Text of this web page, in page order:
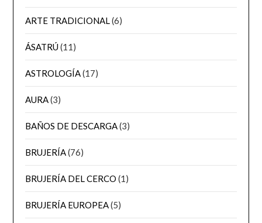
ARTE TRADICIONAL(6)
ÁSATRÚ(11)
ASTROLOGÍA(17)
AURA(3)
BAÑOS DE DESCARGA(3)
BRUJERÍA(76)
BRUJERÍA DEL CERCO (1)
BRUJERÍA EUROPEA(5)